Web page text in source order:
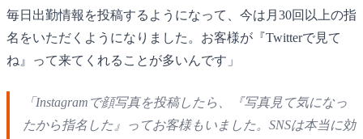
毎日出勤情報を投稿するようになって、今は月30回以上の指
名をいただくようになりました。お客様が『Twitterで見て
ね』って来てくれることが多いんです」
「Instagramで顔写真を投稿したら、『写真見て気になっ
たから指名した』ってお客様もいました。SNSは本当に効